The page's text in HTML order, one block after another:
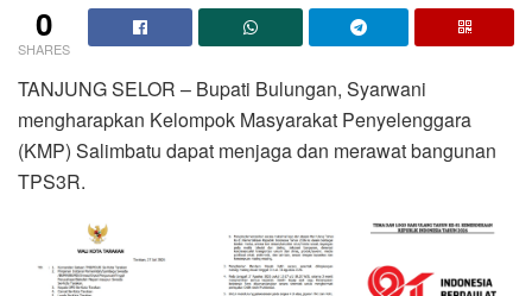
0
SHARES
TANJUNG SELOR – Bupati Bulungan, Syarwani
mengharapkan Kelompok Masyarakat Penyelenggara
(KMP) Salimbatu dapat menjaga dan merawat bangunan
TPS3R.